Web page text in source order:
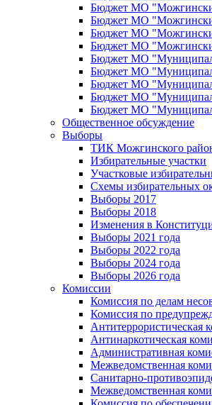
Бюджет МО
Бюджет МО
Бюджет МО
Бюджет МО
Бюджет МО
Бюджет МО
Бюджет МО
Бюджет МО
Бюджет МО
Общественное обсуждение
Выборы
ТИК Можгинского
Избирательные участки
Участковые
Схемы избирательных
Выборы 2017
Выборы 2018
Изменения в
Выборы 2021 года
Выборы 2022 года
Выборы 2024 года
Выборы 2026 года
Комиссии
Комиссия по делам
Комиссия по
Антитеррористическая
Антинаркотическая
Административная
Межведомственная
Санитарно-
Межведомственная